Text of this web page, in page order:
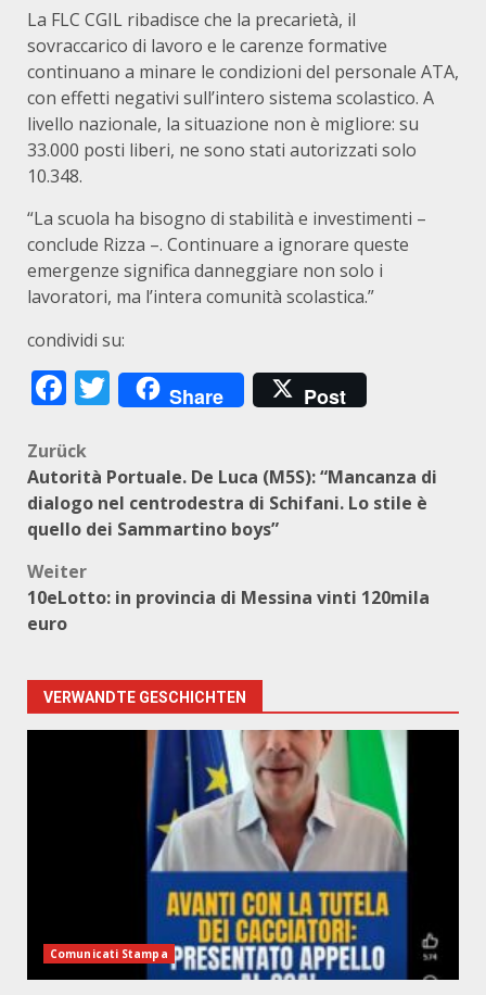
La FLC CGIL ribadisce che la precarietà, il
sovraccarico di lavoro e le carenze formative
continuano a minare le condizioni del personale ATA,
con effetti negativi sull’intero sistema scolastico. A
livello nazionale, la situazione non è migliore: su
33.000 posti liberi, ne sono stati autorizzati solo
10.348.
“La scuola ha bisogno di stabilità e investimenti –
conclude Rizza –. Continuare a ignorare queste
emergenze significa danneggiare non solo i
lavoratori, ma l’intera comunità scolastica.”
condividi su:
Facebook
Twitter
Share Post
Beitragsnavigation
Zurück
Autorità Portuale. De Luca (M5S): “Mancanza di
dialogo nel centrodestra di Schifani. Lo stile è
quello dei Sammartino boys”
Weiter
10eLotto: in provincia di Messina vinti 120mila
euro
VERWANDTE GESCHICHTEN
Comunicati Stampa